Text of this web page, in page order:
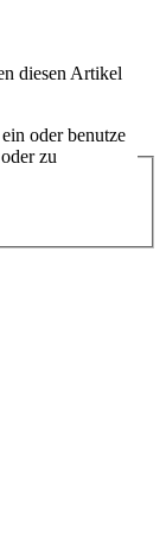
diesen Artikel
oder benutze
zu